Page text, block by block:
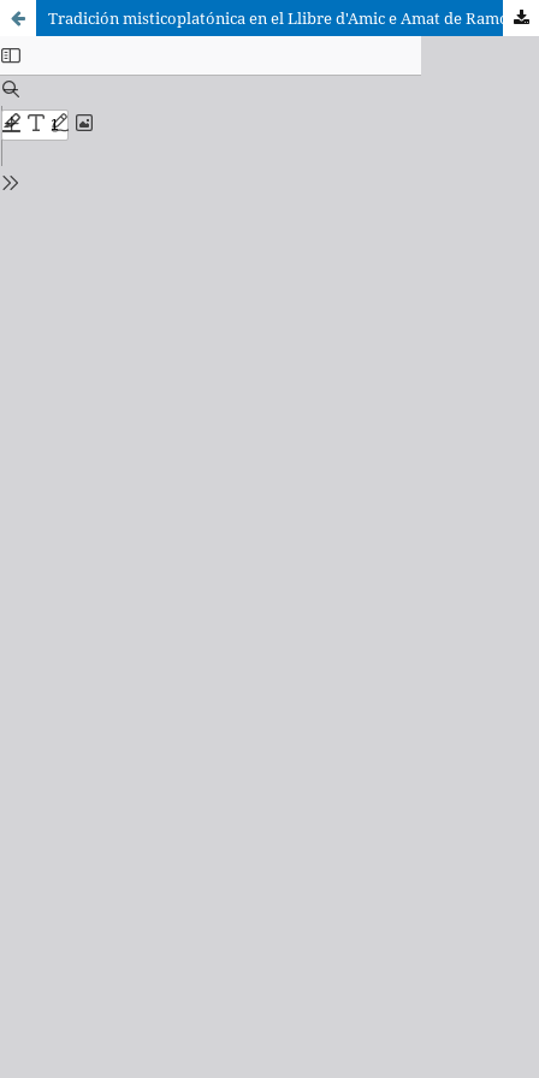
Tradición misticoplatónica en el Llibre d'Amic e Amat de Ramón Llull